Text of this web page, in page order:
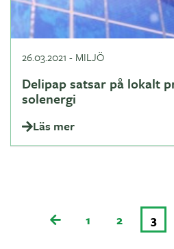
26.03.2021 - MILJÖ
Delipap satsar på lokalt
solenergi
Läs mer
1 2 3